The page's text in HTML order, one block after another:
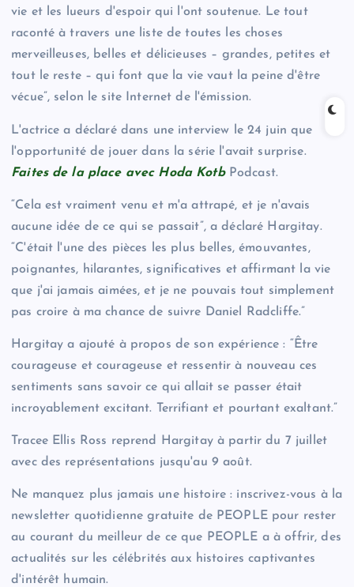
vie et les lueurs d'espoir qui l'ont soutenue. Le tout
raconté à travers une liste de toutes les choses
merveilleuses, belles et délicieuses – grandes, petites et
tout le reste – qui font que la vie vaut la peine d'être
vécue”, selon le site Internet de l'émission.
L'actrice a déclaré dans une interview le 24 juin que
l'opportunité de jouer dans la série l'avait surprise.
Faites de la place avec Hoda KotbPodcast.
“Cela est vraiment venu et m'a attrapé, et je n'avais
aucune idée de ce qui se passait”, a déclaré Hargitay.
“C'était l'une des pièces les plus belles, émouvantes,
poignantes, hilarantes, significatives et affirmant la vie
que j'ai jamais aimées, et je ne pouvais tout simplement
pas croire à ma chance de suivre Daniel Radcliffe.”
Hargitay a ajouté à propos de son expérience : “Être
courageuse et courageuse et ressentir à nouveau ces
sentiments sans savoir ce qui allait se passer était
incroyablement excitant. Terrifiant et pourtant exaltant.”
Tracee Ellis Ross reprend Hargitay à partir du 7 juillet
avec des représentations jusqu'au 9 août.
Ne manquez plus jamais une histoire : inscrivez-vous à la
newsletter quotidienne gratuite de PEOPLE pour rester
au courant du meilleur de ce que PEOPLE a à offrir, des
actualités sur les célébrités aux histoires captivantes
d'intérêt humain.